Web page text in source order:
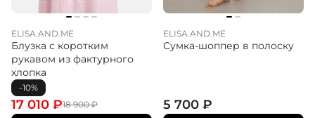
ELISA.AND.ME
Блузка с коротким
рукавом из фактурного
хлопка
-10%
18 900₽
17 010 ₽
ELISA.AND.ME
Сумка-шоппер в полоску
5 700 ₽